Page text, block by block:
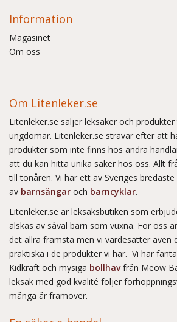
Information
Magasinet
Om oss
Om Litenleker.se
Litenleker.se säljer leksaker och
ungdomar. Litenleker.se strävar efter att
produkter som inte finns hos andra
att du kan hitta unika saker hos oss. Allt
till tonåren. Vi har ett av Sveriges
av barnsängar och barncyklar.
Litenleker.se är leksaksbutiken som
älskas av såväl barn som vuxna. För oss
det allra främsta men vi värdesätter även
praktiska i de produkter vi har. Vi har
Kidkraft och mysiga bollhavfrån Meow
leksak med god kvalité följer
många år framöver.